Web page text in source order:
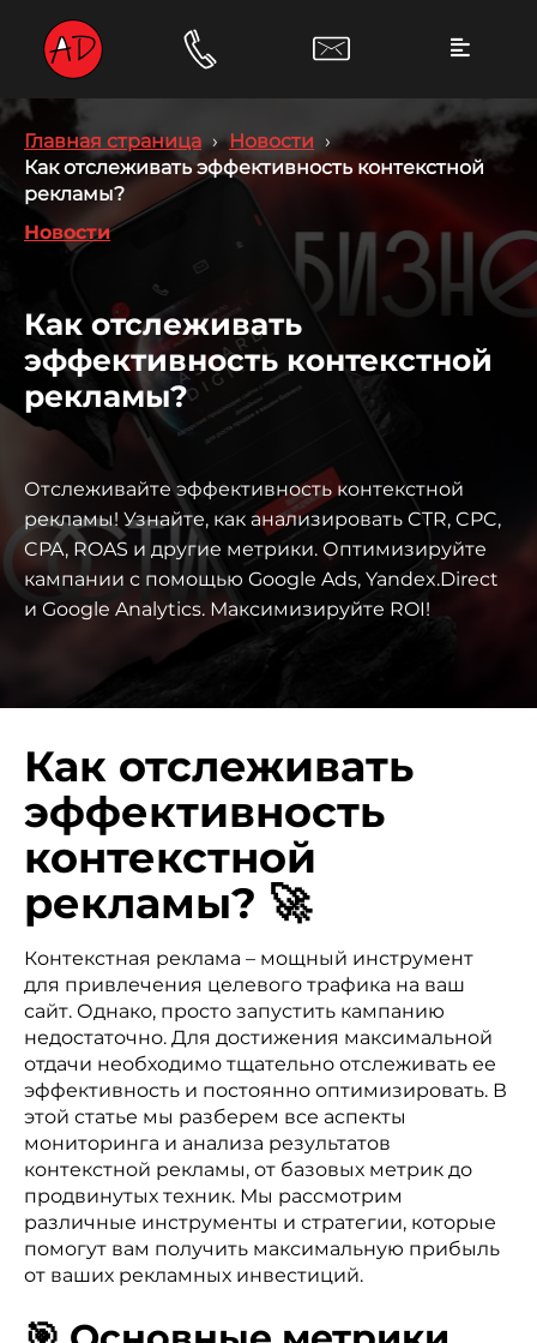
Главная страница › Новости ›
Как отслеживать эффективность контекстной
рекламы?
Новости
Как отслеживать
эффективность контекстной
рекламы?
Отслеживайте эффективность контекстной
рекламы! Узнайте, как анализировать CTR, CPC,
CPA, ROAS и другие метрики. Оптимизируйте
кампании с помощью Google Ads, Yandex.Direct
и Google Analytics. Максимизируйте ROI!
Как отслеживать
эффективность
контекстной
рекламы? 🚀
Контекстная реклама – мощный инструмент
для привлечения целевого трафика на ваш
сайт. Однако, просто запустить кампанию
недостаточно. Для достижения максимальной
отдачи необходимо тщательно отслеживать ее
эффективность и постоянно оптимизировать. В
этой статье мы разберем все аспекты
мониторинга и анализа результатов
контекстной рекламы, от базовых метрик до
продвинутых техник. Мы рассмотрим
различные инструменты и стратегии, которые
помогут вам получить максимальную прибыль
от ваших рекламных инвестиций.